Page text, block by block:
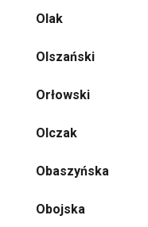
Olak
Olszański
Orłowski
Olczak
Obaszyńska
Obojska